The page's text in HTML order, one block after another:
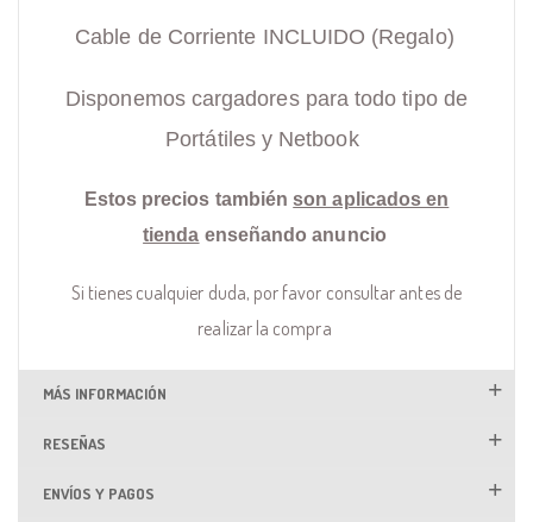
Cable de Corriente INCLUIDO (Regalo)
Disponemos cargadores para todo tipo de
Portátiles y Netbook
Estos precios también son aplicados en
tienda enseñando anuncio
Si tienes cualquier duda, por favor consultar antes de
realizar la compra
MÁS INFORMACIÓN
RESEÑAS
ENVÍOS Y PAGOS